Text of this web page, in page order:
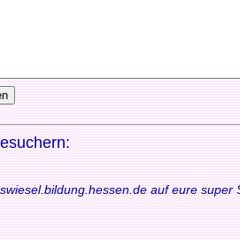
auf eure